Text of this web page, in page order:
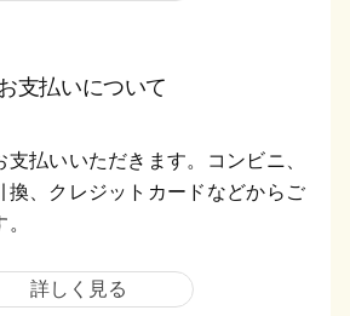
支払いについて
払いいただきます。コンビニ、
換、クレジットカードなどからご
詳しく見る